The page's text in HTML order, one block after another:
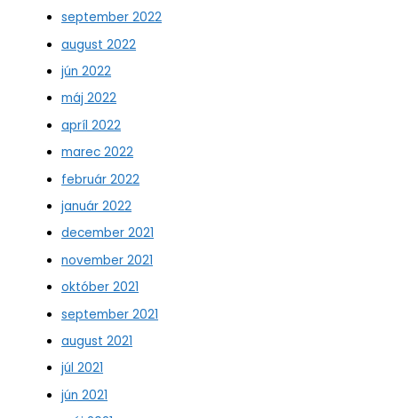
september 2022
august 2022
jún 2022
máj 2022
apríl 2022
marec 2022
február 2022
január 2022
december 2021
november 2021
október 2021
september 2021
august 2021
júl 2021
jún 2021